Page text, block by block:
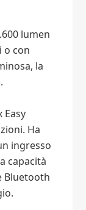
lumen
o con
la
Ha
ingresso
capacità
Bluetooth